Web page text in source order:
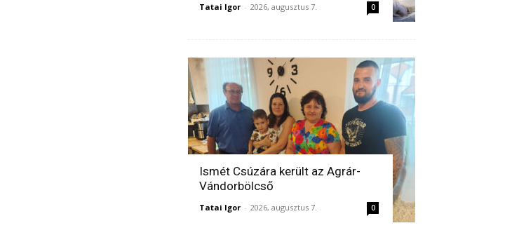
Tatai Igor - 2026, augusztus 7. 0
Ismét Csúzára került az Agrár-
Vándorbölcső
Tatai Igor - 2026, augusztus 7. 0